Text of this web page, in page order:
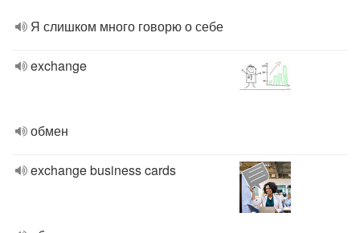
Я слишком много говорю о себе
exchange
обмен
exchange business cards